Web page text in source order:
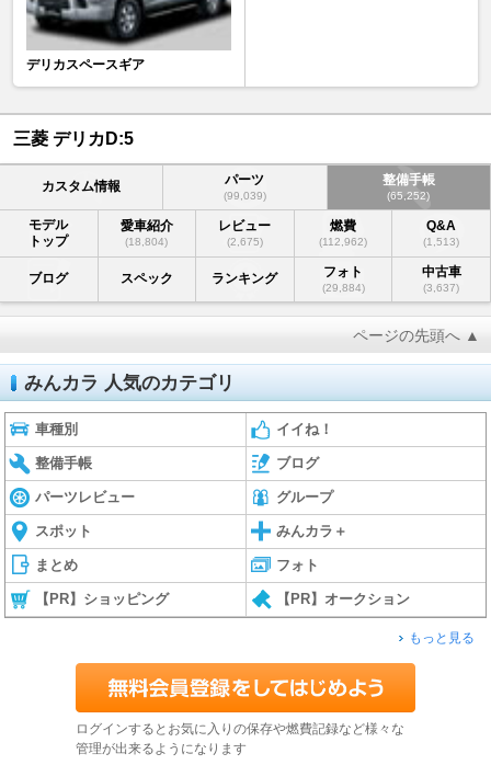
デリカスペースギア
三菱 デリカD:5
カスタム情報 パーツ
(99,039)
整備手帳
(65,252)
モデル
トップ
愛車紹介
(18,804)
レビュー
(2,675)
燃費
(112,962)
Q&A
(1,513)
ブログ スペック ランキング フォト
(29,884)
中古車
(3,637)
ページの先頭へ ▲
みんカラ 人気のカテゴリ
車種別 イイね！
整備手帳 ブログ
パーツレビュー グループ
スポット みんカラ＋
まとめ フォト
【PR】ショッピング 【PR】オークション
もっと見る
ログインするとお気に入りの保存や燃費記録など様々な
管理が出来るようになります